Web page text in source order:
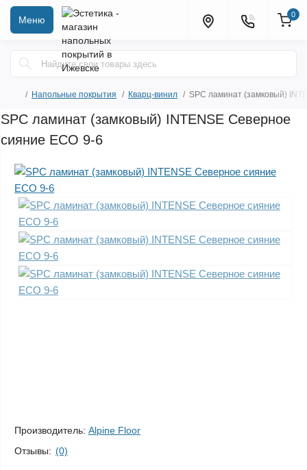
Меню 0
Напольные покрытия Кварц-винил SPC ламинат (замковый)
SPC ламинат (замковый) INTENSE Северное
сияние ECO 9-6
Производитель: Alpine Floor
Отзывы: (0)